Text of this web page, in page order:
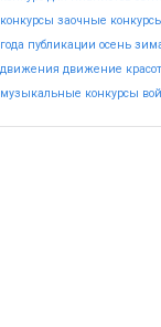
конкурсы заочные
года публикации осень
движения движение
музыкальные конкурсы